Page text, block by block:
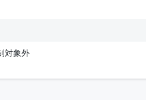
対象外